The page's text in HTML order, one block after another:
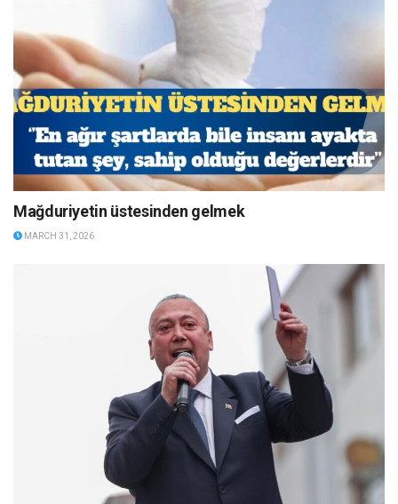
Mağduriyetin üstesinden gelmek
MARCH 31, 2026